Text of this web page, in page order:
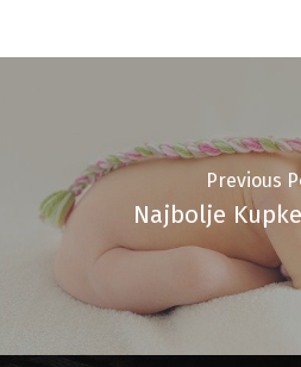
Previous
Najbolje